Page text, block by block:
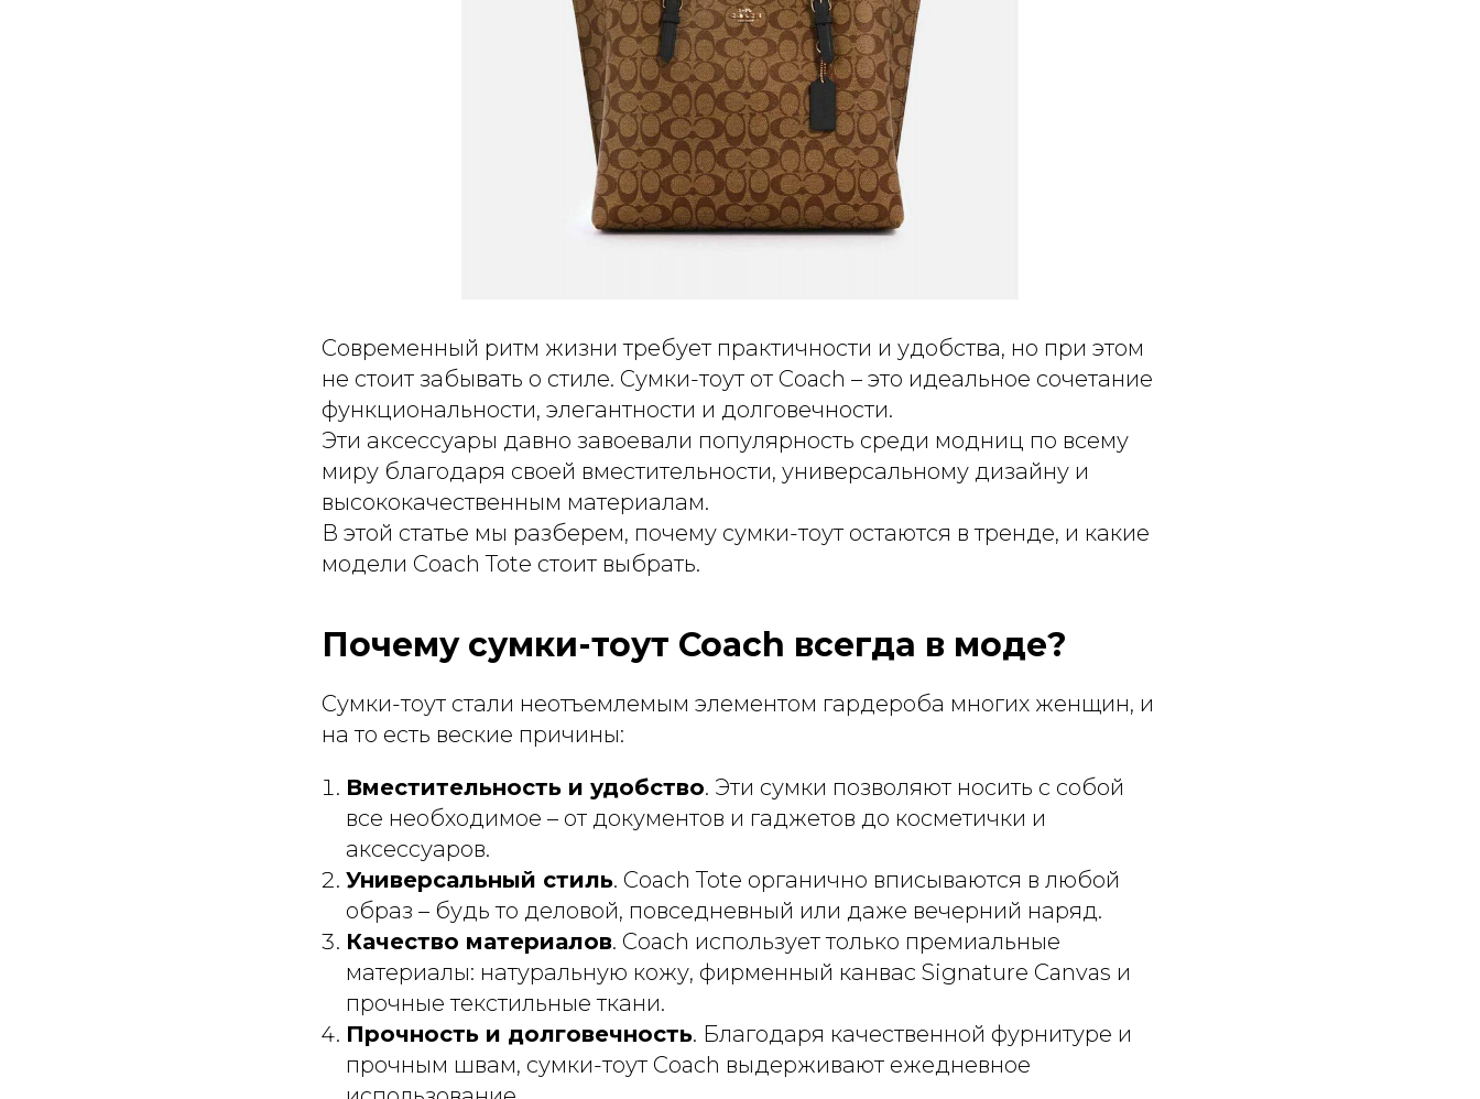
Современный ритм жизни требует практичности и удобства, но при этом
не стоит забывать о стиле. Сумки-тоут от Coach – это идеальное сочетание
функциональности, элегантности и долговечности.
Эти аксессуары давно завоевали популярность среди модниц по всему
миру благодаря своей вместительности, универсальному дизайну и
высококачественным материалам.
В этой статье мы разберем, почему сумки-тоут остаются в тренде, и какие
модели Coach Tote стоит выбрать.
Почему сумки-тоут Coach всегда в моде?
Сумки-тоут стали неотъемлемым элементом гардероба многих женщин, и
на то есть веские причины:
Вместительность и удобство. Эти сумки позволяют носить с собой
все необходимое – от документов и гаджетов до косметички и
аксессуаров.
Универсальный стиль. Coach Tote органично вписываются в любой
образ – будь то деловой, повседневный или даже вечерний наряд.
Качество материалов. Coach использует только премиальные
материалы: натуральную кожу, фирменный канвас Signature Canvas и
прочные текстильные ткани.
Прочность и долговечность. Благодаря качественной фурнитуре и
прочным швам, сумки-тоут Coach выдерживают ежедневное